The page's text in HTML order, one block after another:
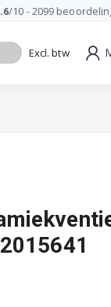
/10 -2099
Excl. btw